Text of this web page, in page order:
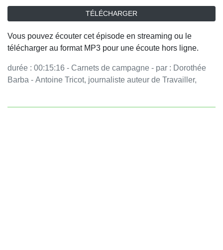
TÉLÉCHARGER
Vous pouvez écouter cet épisode en streaming ou le
télécharger au format MP3 pour une écoute hors ligne.
durée : 00:15:16 - Carnets de campagne - par : Dorothée
Barba - Antoine Tricot, journaliste auteur de Travailler,